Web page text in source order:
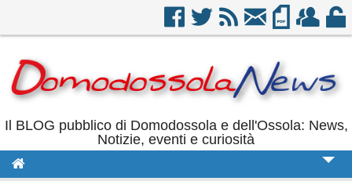
Il BLOG pubblico di Domodossola e dell'Ossola: News,
Notizie, eventi e curiosità